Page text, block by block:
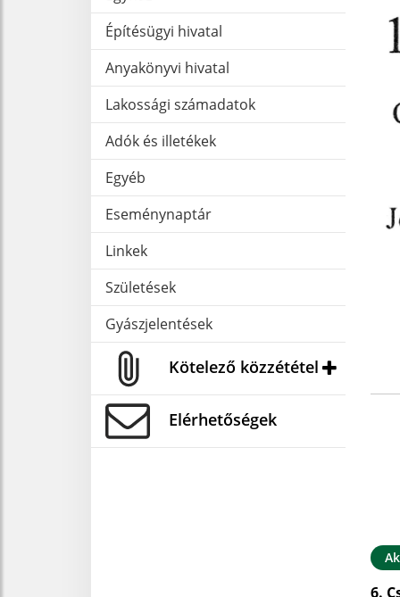
Építésügyi hivatal
Anyakönyvi hivatal
Lakossági számadatok
Adók és illetékek
Egyéb
Eseménynaptár
Linkek
Születések
Gyászjelentések
Kötelező közzététel
Elérhetőségek
6.